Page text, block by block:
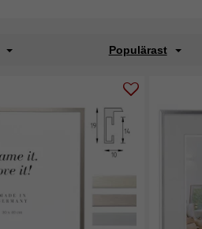
Populärast